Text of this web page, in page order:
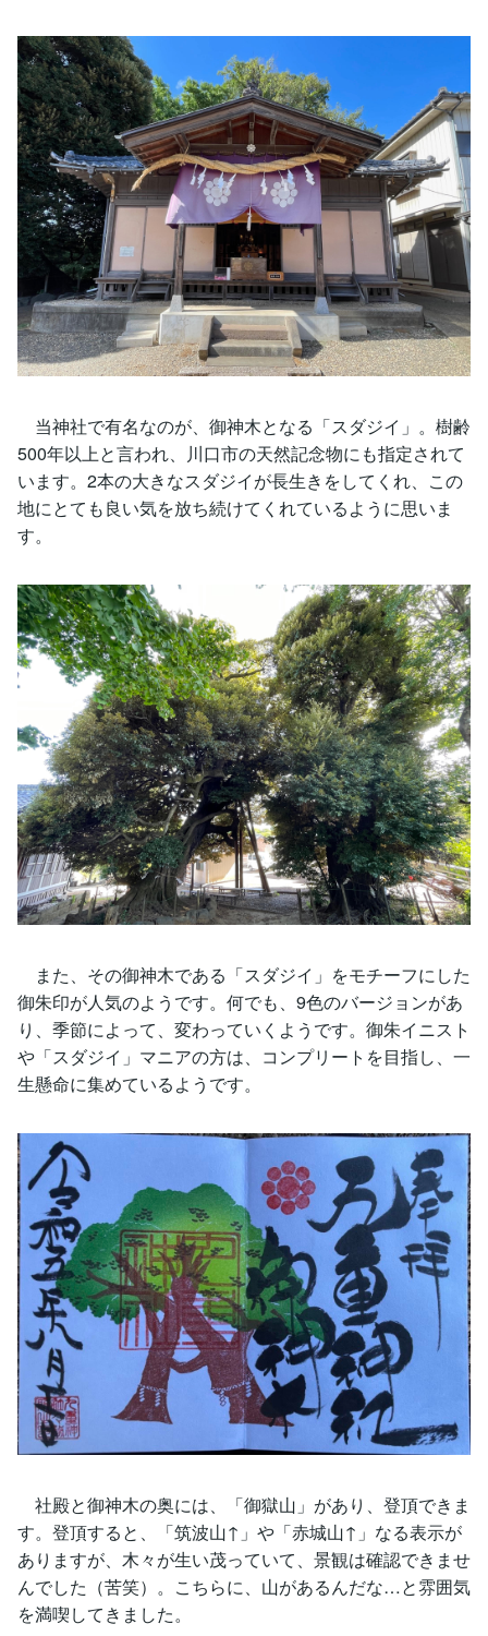
当神社で有名なのが、御神木となる「スダジイ」。樹齢
500年以上と言われ、川口市の天然記念物にも指定されて
います。2本の大きなスダジイが長生きをしてくれ、この
地にとても良い気を放ち続けてくれているように思いま
す。
また、その御神木である「スダジイ」をモチーフにした
御朱印が人気のようです。何でも、9色のバージョンがあ
り、季節によって、変わっていくようです。御朱イニスト
や「スダジイ」マニアの方は、コンプリートを目指し、一
生懸命に集めているようです。
社殿と御神木の奥には、「御獄山」があり、登頂できま
す。登頂すると、「筑波山↑」や「赤城山↑」なる表示が
ありますが、木々が生い茂っていて、景観は確認できませ
んでした（苦笑）。こちらに、山があるんだな…と雰囲気
を満喫してきました。